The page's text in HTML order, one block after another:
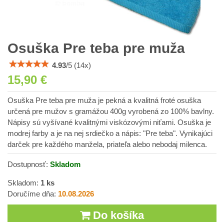
Osuška Pre teba pre muža
4.93/5 (14x)
15,90 €
Osuška Pre teba pre muža je pekná a kvalitná froté osuška
určená pre mužov s gramážou 400g vyrobená zo 100% bavlny.
Nápisy sú vyšívané kvalitnými viskózovými niťami. Osuška je
modrej farby a je na nej srdiečko a nápis: "Pre teba". Vynikajúci
darček pre každého manžela, priateľa alebo nebodaj milenca.
Dostupnosť: Skladom
Skladom: 1 ks
Doručíme dňa: 10.08.2026
Do košíka